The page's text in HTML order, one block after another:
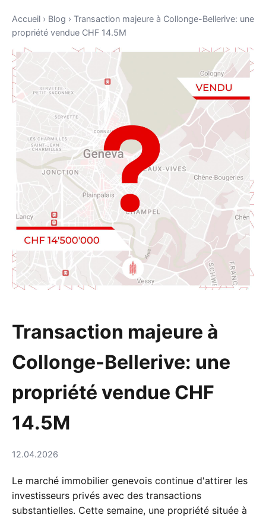
Accueil › Blog › Transaction majeure à Collonge-Bellerive: une
propriété vendue CHF 14.5M
Transaction majeure à
Collonge-Bellerive: une
propriété vendue CHF
14.5M
12.04.2026
Le marché immobilier genevois continue d'attirer les
investisseurs privés avec des transactions
substantielles. Cette semaine, une propriété située à